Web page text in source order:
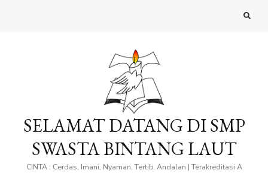
SELAMAT DATANG DI SMP
SWASTA BINTANG LAUT
CINTA : Cerdas, Imani, Nyaman, Tertib, Andalan | Terakreditasi A